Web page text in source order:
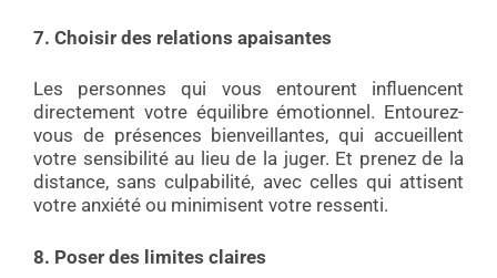
7. Choisir des relations apaisantes
Les personnes qui vous entourent influencent
directement votre équilibre émotionnel. Entourez-
vous de présences bienveillantes, qui accueillent
votre sensibilité au lieu de la juger. Et prenez de la
distance, sans culpabilité, avec celles qui attisent
votre anxiété ou minimisent votre ressenti.
8. Poser des limites claires